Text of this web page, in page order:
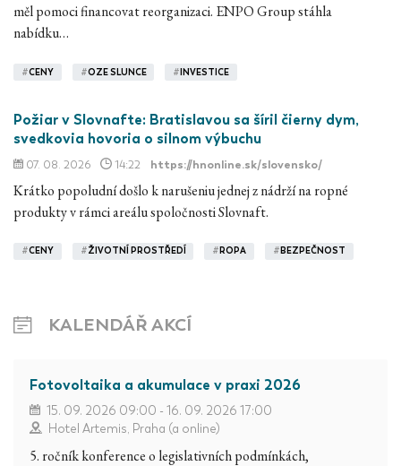
měl pomoci financovat reorganizaci. ENPO Group stáhla
nabídku…
#CENY #OZE SLUNCE # INVESTICE
Požiar v Slovnafte: Bratislavou sa šíril čierny dym,
svedkovia hovoria o silnom výbuchu
07. 08. 2026 14:22 https://hnonline.sk/slovensko/
Krátko popoludní došlo k narušeniu jednej z nádrží na ropné
produkty v rámci areálu spoločnosti Slovnaft.
#CENY #ŽIVOTNÍ PROSTŘEDÍ #ROPA #BEZPEČNOST
KALENDÁŘ AKCÍ
Fotovoltaika a akumulace v praxi 2026
15. 09. 2026 09:00 - 16. 09. 2026 17:00
Hotel Artemis, Praha (a online)
5. ročník konference o legislativních podmínkách,